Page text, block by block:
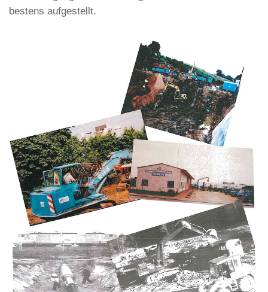
bestens aufgestellt.